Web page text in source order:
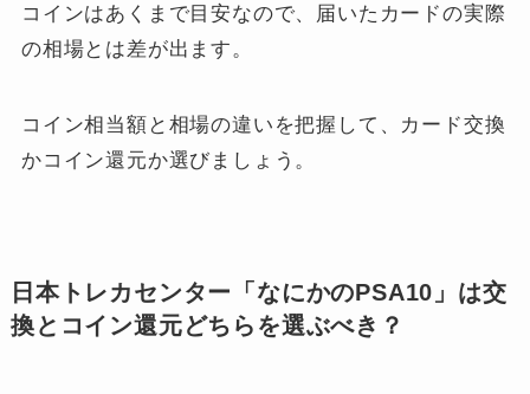
コインはあくまで目安なので、届いたカードの実際
の相場とは差が出ます。
コイン相当額と相場の違いを把握して、カード交換
かコイン還元か選びましょう。
日本トレカセンター「なにかのPSA10」は交
換とコイン還元どちらを選ぶべき？